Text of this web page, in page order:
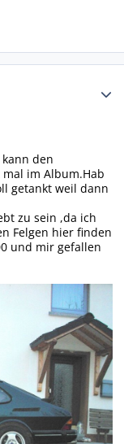
den
im Album.Hab
getankt weil dann
zu sein ,da ich
Felgen hier finden
und mir gefallen